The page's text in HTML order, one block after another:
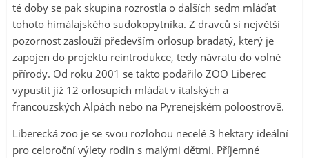
té doby se pak skupina rozrostla o dalších sedm mláďat
tohoto himálajského sudokopytníka. Z dravců si největší
pozornost zaslouží především orlosup bradatý, který je
zapojen do projektu reintrodukce, tedy návratu do volné
přírody. Od roku 2001 se takto podařilo ZOO Liberec
vypustit již 12 orlosupích mláďat v italských a
francouzských Alpách nebo na Pyrenejském poloostrově.
Liberecká zoo je se svou rozlohou necelé 3 hektary ideální
pro celoroční výlety rodin s malými dětmi. Příjemné